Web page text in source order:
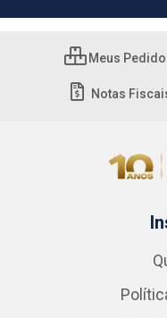
Meus
Notas